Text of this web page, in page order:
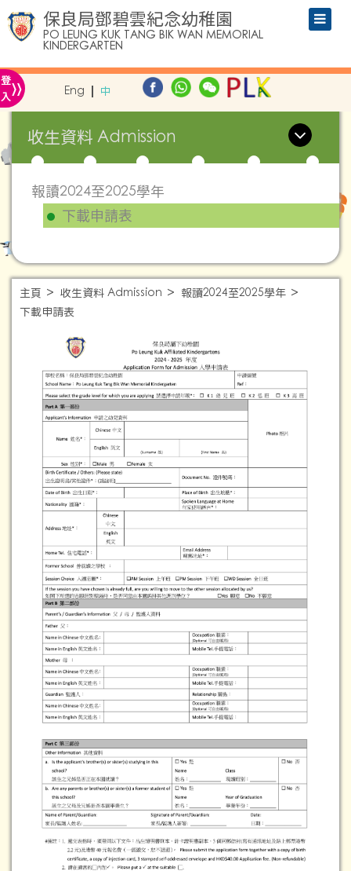
保良局鄧碧雲紀念幼稚園
PO LEUNG KUK TANG BIK WAN MEMORIAL
KINDERGARTEN
登
入» Eng 中
收生資料 Admission
報讀2024至2025學年
下載申請表
主頁 收生資料 Admission
報讀2024至2025學年
下載申請表